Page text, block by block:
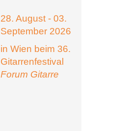
28. August - 03.
September 2026
in Wien beim 36.
Gitarrenfestival
Forum Gitarre